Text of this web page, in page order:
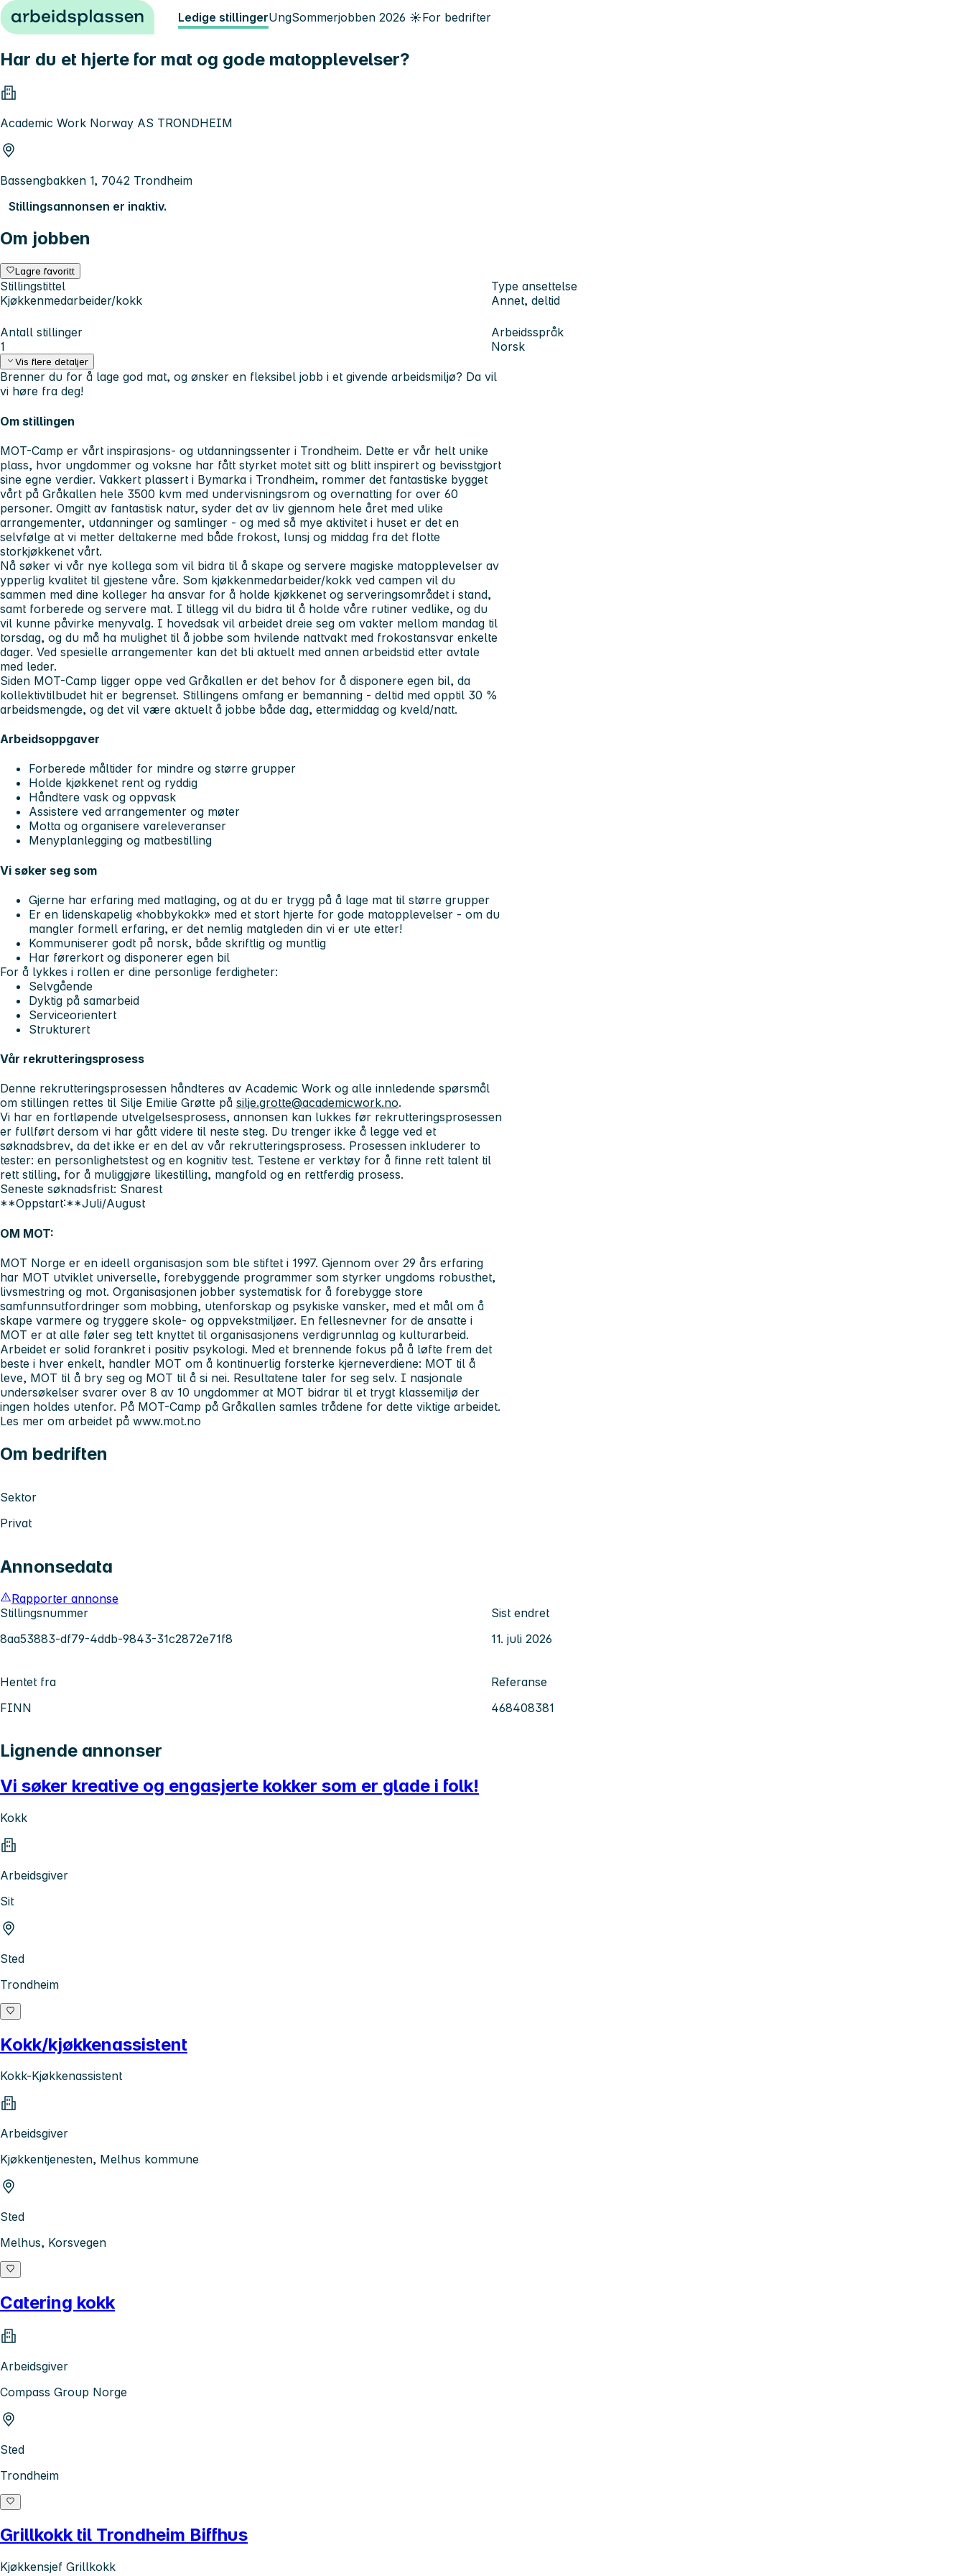
Hopp til innhold Ledige stillingerUngSommerjobben 2026 ☀️For bedrifter
Har du et hjerte for mat og gode matopplevelser?
Academic Work Norway AS TRONDHEIM
Bassengbakken 1, 7042 Trondheim
Stillingsannonsen er inaktiv.
Om jobben
Lagre favoritt
Stillingstittel
Kjøkkenmedarbeider/kokk
Type ansettelse
Annet, deltid
Antall stillinger
1
Arbeidsspråk
Norsk
Vis flere detaljer
Brenner du for å lage god mat, og ønsker en fleksibel jobb i et givende arbeidsmiljø? Da vil
vi høre fra deg!
Om stillingen
MOT-Camp er vårt inspirasjons- og utdanningssenter i Trondheim. Dette er vår helt unike
plass, hvor ungdommer og voksne har fått styrket motet sitt og blitt inspirert og bevisstgjort
sine egne verdier. Vakkert plassert i Bymarka i Trondheim, rommer det fantastiske bygget
vårt på Gråkallen hele 3500 kvm med undervisningsrom og overnatting for over 60
personer. Omgitt av fantastisk natur, syder det av liv gjennom hele året med ulike
arrangementer, utdanninger og samlinger - og med så mye aktivitet i huset er det en
selvfølge at vi metter deltakerne med både frokost, lunsj og middag fra det flotte
storkjøkkenet vårt.
Nå søker vi vår nye kollega som vil bidra til å skape og servere magiske matopplevelser av
ypperlig kvalitet til gjestene våre. Som kjøkkenmedarbeider/kokk ved campen vil du
sammen med dine kolleger ha ansvar for å holde kjøkkenet og serveringsområdet i stand,
samt forberede og servere mat. I tillegg vil du bidra til å holde våre rutiner vedlike, og du
vil kunne påvirke menyvalg. I hovedsak vil arbeidet dreie seg om vakter mellom mandag til
torsdag, og du må ha mulighet til å jobbe som hvilende nattvakt med frokostansvar enkelte
dager. Ved spesielle arrangementer kan det bli aktuelt med annen arbeidstid etter avtale
med leder.
Siden MOT-Camp ligger oppe ved Gråkallen er det behov for å disponere egen bil, da
kollektivtilbudet hit er begrenset. Stillingens omfang er bemanning - deltid med opptil 30 %
arbeidsmengde, og det vil være aktuelt å jobbe både dag, ettermiddag og kveld/natt.
Arbeidsoppgaver
Forberede måltider for mindre og større grupper
Holde kjøkkenet rent og ryddig
Håndtere vask og oppvask
Assistere ved arrangementer og møter
Motta og organisere vareleveranser
Menyplanlegging og matbestilling
Vi søker seg som
Gjerne har erfaring med matlaging, og at du er trygg på å lage mat til større grupper
Er en lidenskapelig «hobbykokk» med et stort hjerte for gode matopplevelser - om du
mangler formell erfaring, er det nemlig matgleden din vi er ute etter!
Kommuniserer godt på norsk, både skriftlig og muntlig
Har førerkort og disponerer egen bil
For å lykkes i rollen er dine personlige ferdigheter:
Selvgående
Dyktig på samarbeid
Serviceorientert
Strukturert
Vår rekrutteringsprosess
Denne rekrutteringsprosessen håndteres av Academic Work og alle innledende spørsmål
om stillingen rettes til Silje Emilie Grøtte på silje.grotte@academicwork.no.
Vi har en fortløpende utvelgelsesprosess, annonsen kan lukkes før rekrutteringsprosessen
er fullført dersom vi har gått videre til neste steg. Du trenger ikke å legge ved et
søknadsbrev, da det ikke er en del av vår rekrutteringsprosess. Prosessen inkluderer to
tester: en personlighetstest og en kognitiv test. Testene er verktøy for å finne rett talent til
rett stilling, for å muliggjøre likestilling, mangfold og en rettferdig prosess.
Seneste søknadsfrist: Snarest
**Oppstart:**Juli/August
OM MOT:
MOT Norge er en ideell organisasjon som ble stiftet i 1997. Gjennom over 29 års erfaring
har MOT utviklet universelle, forebyggende programmer som styrker ungdoms robusthet,
livsmestring og mot. Organisasjonen jobber systematisk for å forebygge store
samfunnsutfordringer som mobbing, utenforskap og psykiske vansker, med et mål om å
skape varmere og tryggere skole- og oppvekstmiljøer. En fellesnevner for de ansatte i
MOT er at alle føler seg tett knyttet til organisasjonens verdigrunnlag og kulturarbeid.
Arbeidet er solid forankret i positiv psykologi. Med et brennende fokus på å løfte frem det
beste i hver enkelt, handler MOT om å kontinuerlig forsterke kjerneverdiene: MOT til å
leve, MOT til å bry seg og MOT til å si nei. Resultatene taler for seg selv. I nasjonale
undersøkelser svarer over 8 av 10 ungdommer at MOT bidrar til et trygt klassemiljø der
ingen holdes utenfor. På MOT-Camp på Gråkallen samles trådene for dette viktige arbeidet.
Les mer om arbeidet på www.mot.no
Om bedriften
Sektor
Privat
Annonsedata
Rapporter annonse
Stillingsnummer
8aa53883-df79-4ddb-9843-31c2872e71f8
Sist endret
11. juli 2026
Hentet fra
FINN
Referanse
468408381
Lignende annonser
Vi søker kreative og engasjerte kokker som er glade i folk!
Kokk
Arbeidsgiver
Sit
Sted
Trondheim
Kokk/kjøkkenassistent
Kokk-Kjøkkenassistent
Arbeidsgiver
Kjøkkentjenesten, Melhus kommune
Sted
Melhus, Korsvegen
Catering kokk
Arbeidsgiver
Compass Group Norge
Sted
Trondheim
Grillkokk til Trondheim Biffhus
Kjøkkensjef Grillkokk